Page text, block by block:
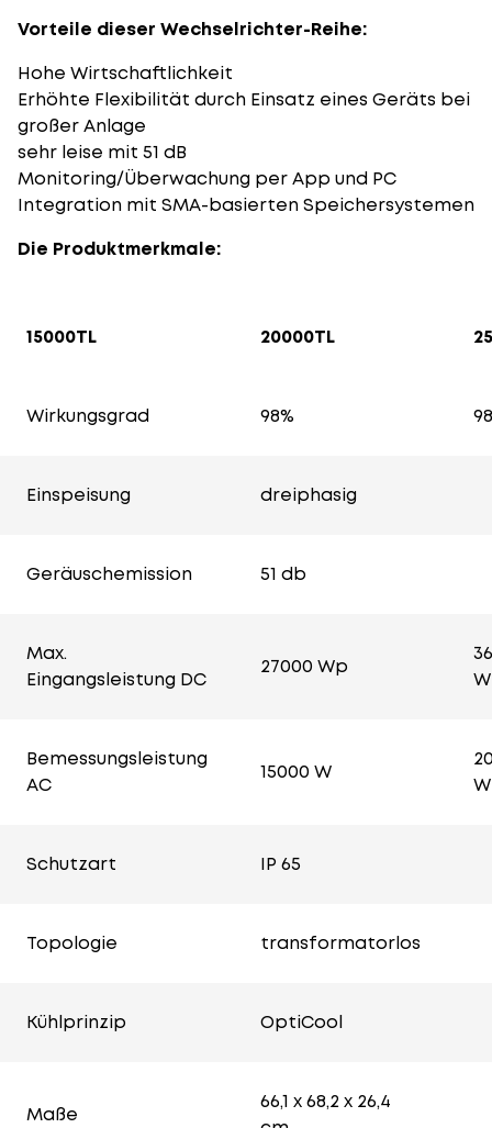
Vorteile dieser Wechselrichter-Reihe:
Hohe Wirtschaftlichkeit
Erhöhte Flexibilität durch Einsatz eines Geräts bei
großer Anlage
sehr leise mit 51 dB
Monitoring/Überwachung per App und PC
Integration mit SMA-basierten Speichersystemen
Die Produktmerkmale:
15000TL 20000TL
Wirkungsgrad 98%
Einspeisung dreiphasig
Geräuschemission 51 db
Max.
Eingangsleistung DC
27000 Wp
Bemessungsleistung
AC
15000 W
W
Schutzart IP 65
Topologie transformatorlos
Kühlprinzip OptiCool
Maße
66,1 x 68,2 x 26,4